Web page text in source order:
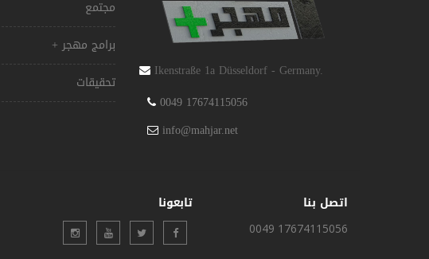
Ikenstraße 1a Düsseldorf - Germany.
0049 17674115056
info@mahjar.net
مجتمع
برامج مهجر +
تحقيقات
اتصل بنا
0049 17674115056
تابعونا